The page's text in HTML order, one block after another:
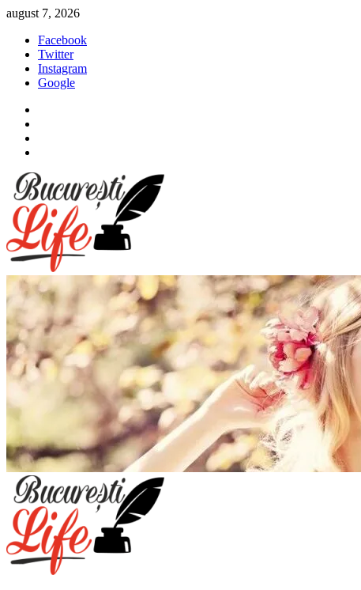
Sari
conținut
august 7, 2026
Facebook
Twitter
Instagram
Google
Meniu
principal